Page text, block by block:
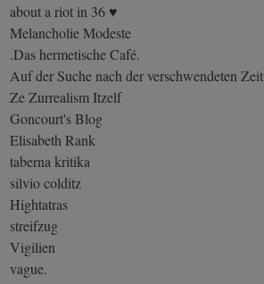
about a riot in 36 ♥
Melancholie Modeste
.Das hermetische Café.
Auf der Suche nach der verschwendeten Zeit
Ze Zurrealism Itzelf
Goncourt's Blog
Elisabeth Rank
taberna kritika
silvio colditz
Hightatras
streifzug
Vigilien
vague.